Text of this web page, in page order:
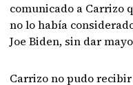
comunicado a Carrizo
no lo había
Joe Biden, sin dar
Carrizo no pudo